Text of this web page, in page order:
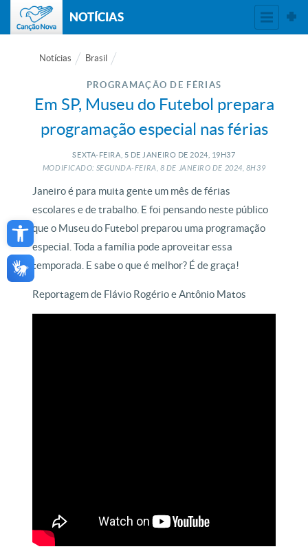
Open toolbar
NOTÍCIAS
Notícias Brasil
PROGRAMAÇÃO DE FÉRIAS
Em SP, Museu do Futebol prepara
programação especial nas férias
SEXTA-FEIRA, 5 DE JANEIRO DE 2024, 19H37
MODIFICADO: SEGUNDA-FEIRA, 8 DE JANEIRO DE 2024, 8H39
Janeiro é para muita gente um mês de férias
escolares e de trabalho. E foi pensando neste público
que o Museu do Futebol preparou uma programação
especial. Toda a família pode aproveitar essa
temporada. E sabe o que é melhor? É de graça!
Reportagem de Flávio Rogério e Antônio Matos